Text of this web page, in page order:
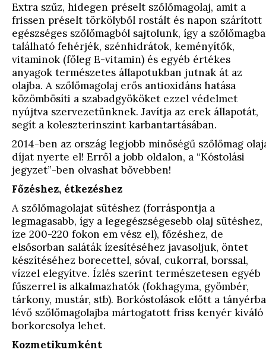
Extra szűz, hidegen préselt szőlőmagolaj, amit a
frissen préselt törkölyből rostált és napon szárított
egészséges szőlőmagból sajtolunk, így a
található fehérjék, szénhidrátok, keményítők,
vitaminok (főleg E-vitamin) és egyéb értékes
anyagok természetes állapotukban jutnak át az
olajba. A szőlőmagolaj erős antioxidáns hatása
közömbösíti a szabadgyököket ezzel védelmet
nyújtva szervezetünknek. Javítja az erek állapotát,
segít a koleszterinszint karbantartásában.
2014-ben az ország legjobb minőségű szőlőmag
díjat nyerte el! Erről a jobb oldalon, a “Kóstolási
jegyzet”-ben olvashat bővebben!
Főzéshez, étkezéshez
A szőlőmagolajat sütéshez (forráspontja a
legmagasabb, így a legegészségesebb olaj sütéshez,
íze 200-220 fokon em vész el), főzéshez, de
elsősorban saláták ízesítéséhez javasoljuk, öntet
készítéséhez borecettel, sóval, cukorral, borssal,
vízzel elegyítve. Ízlés szerint természetesen egyéb
fűszerrel is alkalmazhatók (fokhagyma, gyömbér,
tárkony, mustár, stb). Borkóstolások előtt a
lévő szőlőmagolajba mártogatott friss kenyér kiváló
borkorcsolya lehet.
Kozmetikumként